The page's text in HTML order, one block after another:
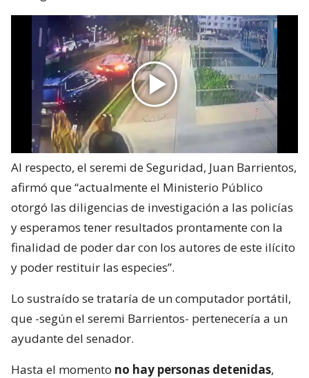
Al respecto, el seremi de Seguridad, Juan Barrientos,
afirmó que “actualmente el Ministerio Público
otorgó las diligencias de investigación a las policías
y esperamos tener resultados prontamente con la
finalidad de poder dar con los autores de este ilícito
y poder restituir las especies”.
Lo sustraído se trataría de un computador portátil,
que -según el seremi Barrientos- pertenecería a un
ayudante del senador.
Hasta el momento no hay personas detenidas,